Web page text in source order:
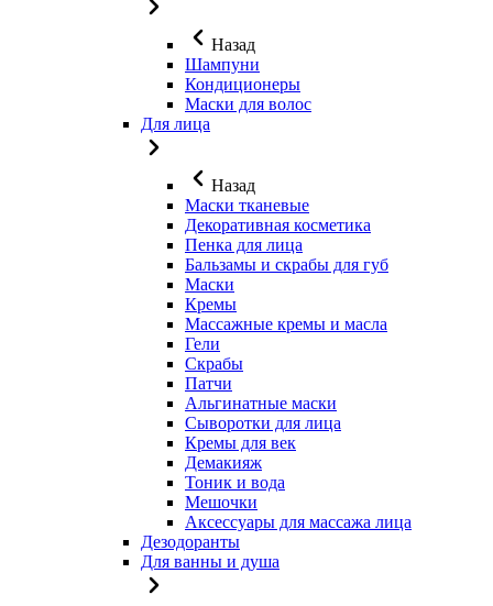
Назад
Шампуни
Кондиционеры
Маски для волос
Для лица
Назад
Маски тканевые
Декоративная косметика
Пенка для лица
Бальзамы и скрабы для губ
Маски
Кремы
Массажные кремы и масла
Гели
Скрабы
Патчи
Альгинатные маски
Сыворотки для лица
Кремы для век
Демакияж
Тоник и вода
Мешочки
Аксессуары для массажа лица
Дезодоранты
Для ванны и душа